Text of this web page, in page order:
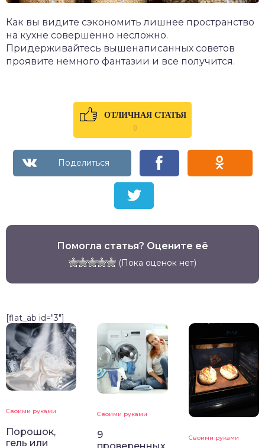
Как вы видите сэкономить лишнее пространство
на кухне совершенно несложно.
Придерживайтесь вышенаписанных советов
проявите немного фантазии и все получится.
ОТЛИЧНАЯ СТАТЬЯ
0
Помогла статья? Оцените её
(Пока оценок нет)
[flat_ab id="3"]
Своими руками
Порошок,
гель или
Своими руками
9
Своими руками